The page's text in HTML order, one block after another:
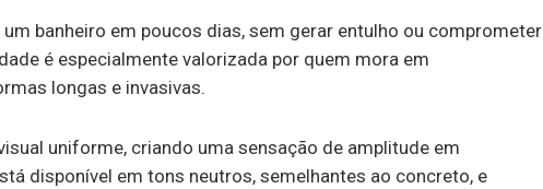
banheiro em poucos dias, sem gerar entulho ou comprometer
é especialmente valorizada por quem mora em
longas e invasivas.
uniforme, criando uma sensação de amplitude em
disponível em tons neutros, semelhantes ao concreto, e